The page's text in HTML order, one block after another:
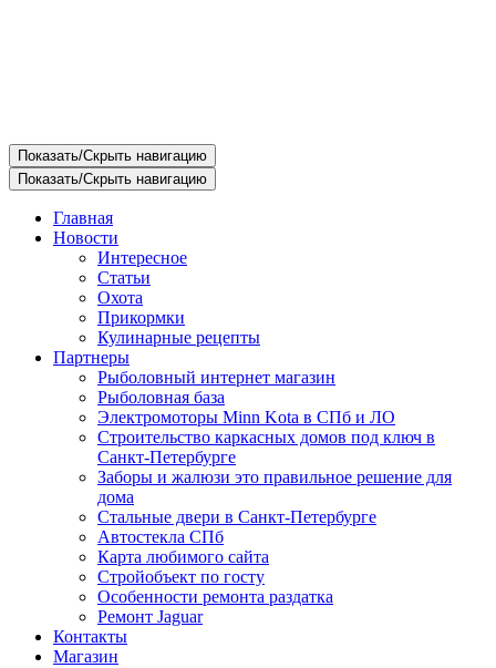
Показать/Скрыть навигацию
Показать/Скрыть навигацию
Главная
Новости
Интересное
Статьи
Охота
Прикормки
Кулинарные рецепты
Партнеры
Рыболовный интернет магазин
Рыболовная база
Электромоторы Minn Kota в СПб и ЛО
Строительство каркасных домов под ключ в
Санкт-Петербурге
Заборы и жалюзи это правильное решение для
дома
Стальные двери в Санкт-Петербурге
Автостекла СПб
Карта любимого сайта
Стройобъект по госту
Особенности ремонта раздатка
Ремонт Jaguar
Контакты
Магазин